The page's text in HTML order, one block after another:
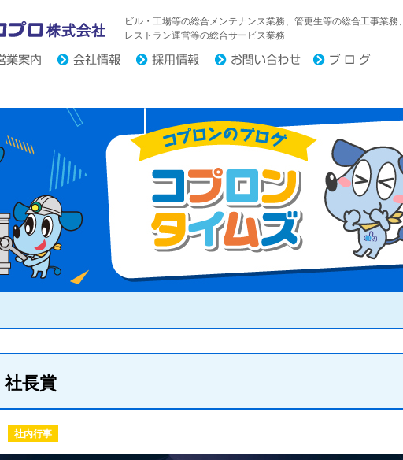
中日コプロ株式会社
ビル・工場等の総合メンテナンス業務、管更生等の総合工事業務、
レストラン運営等の総合サービス業務
社長賞
社内行事